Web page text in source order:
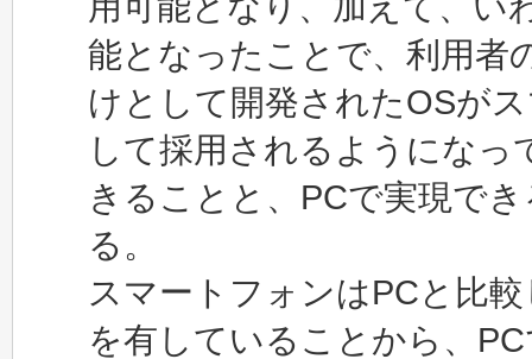
能となったことで、利用者
けとして開発されたOSが
して採用されるようにな
きることと、PCで実現で
る。
スマートフォンはPCと比
を有していることから、